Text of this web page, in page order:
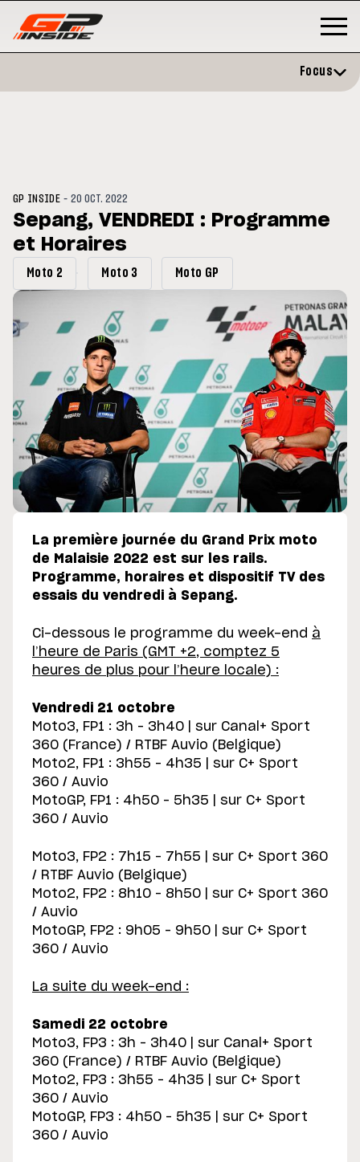
du GP de Grande-
retour en septembre
Focus
GP INSIDE -20 OCT. 2022
Sepang, VENDREDI : Programme
et Horaires
Moto 2 Moto 3 Moto GP
La première journée du Grand Prix moto
de Malaisie 2022 est sur les rails.
Programme, horaires et dispositif TV des
essais du vendredi à Sepang.
Ci-dessous le programme du week-end à
l’heure de Paris (GMT +2, comptez 5
heures de plus pour l’heure locale) :
Vendredi 21 octobre
Moto3, FP1 : 3h – 3h40 | sur Canal+ Sport
360 (France) / RTBF Auvio (Belgique)
Moto2, FP1 : 3h55 – 4h35 | sur C+ Sport
360 / Auvio
MotoGP, FP1 : 4h50 – 5h35 | sur C+ Sport
360 / Auvio
Moto3, FP2 : 7h15 – 7h55 | sur C+ Sport 360
/ RTBF Auvio (Belgique)
Moto2, FP2 : 8h10 – 8h50 | sur C+ Sport 360
/ Auvio
MotoGP, FP2 : 9h05 – 9h50 | sur C+ Sport
360 / Auvio
La suite du week-end :
Samedi 22 octobre
Moto3, FP3 : 3h – 3h40 | sur Canal+ Sport
360 (France) / RTBF Auvio (Belgique)
Moto2, FP3 : 3h55 – 4h35 | sur C+ Sport
360 / Auvio
MotoGP, FP3 : 4h50 – 5h35 | sur C+ Sport
360 / Auvio